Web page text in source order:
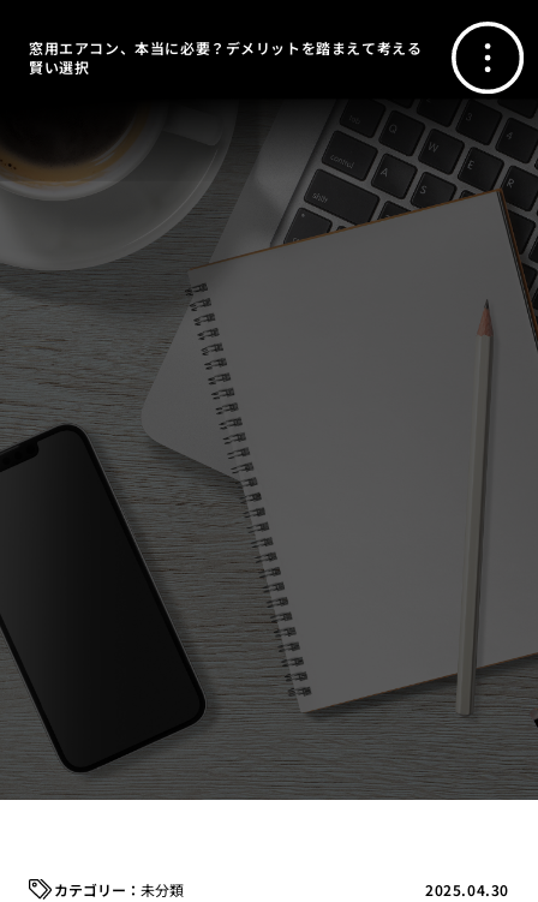
窓用エアコン、本当に必要？デメリットを踏まえて考える
賢い選択
2025.04.30
未分類